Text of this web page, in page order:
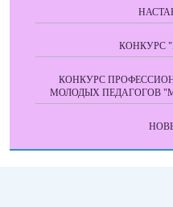
КОНКУРС
КОНКУРС
МОЛОДЫХ ПЕДАГОГОВ